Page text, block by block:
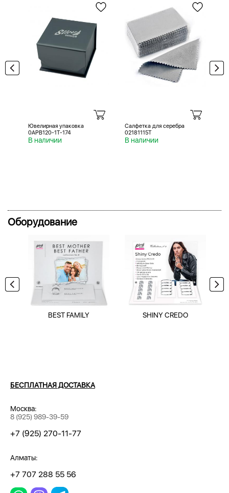
Ювелирная упаковка
0APB120-1T-174
В наличии
Салфетка для серебра
02181115T
В наличии
Оборудование
BEST FAMILY SHINY CREDO
БЕСПЛАТНАЯ ДОСТАВКА
Москва:
8 (925) 989-39-59
+7 (925) 270-11-77
Алматы:
+7 707 288 55 56